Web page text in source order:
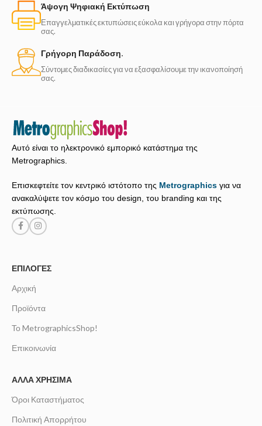
Άψογη Ψηφιακή Εκτύπωση
Επαγγελματικές εκτυπώσεις εύκολα και γρήγορα στην πόρτα
σας.
Γρήγορη Παράδοση.
Σύντομες διαδικασίες για να εξασφαλίσουμε την ικανοποίησή
σας.
Αυτό είναι το ηλεκτρονικό εμπορικό κατάστημα της
Metrographics.
Επισκεφτείτε τον κεντρικό ιστότοπο της Metrographics για να
ανακαλύψετε τον κόσμο του design, του branding και της
εκτύπωσης.
ΕΠΙΛΟΓΈΣ
Αρχική
Προϊόντα
Το MetrographicsShop!
Επικοινωνία
ΆΛΛΑ ΧΡΉΣΙΜΑ
Όροι Καταστήματος
Πολιτική Απορρήτου